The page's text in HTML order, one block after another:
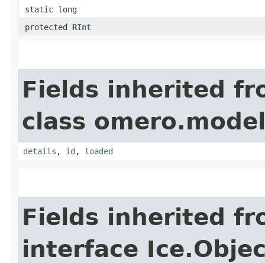
static long
protected RInt
Fields inherited
class
details , id , loaded
Fields inherited
interface